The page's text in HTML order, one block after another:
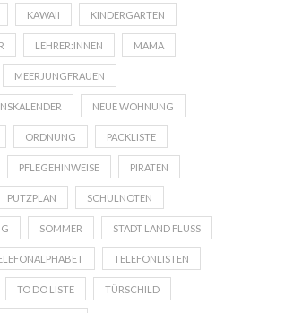
KAWAII KINDERGARTEN
LEHRER:INNEN MAMA
MEERJUNGFRAUEN
NEUE WOHNUNG
ORDNUNG PACKLISTE
PFLEGEHINWEISE PIRATEN
PUTZPLAN SCHULNOTEN
SOMMER STADT LAND FLUSS
TELEFONLISTEN
TO DO LISTE TÜRSCHILD